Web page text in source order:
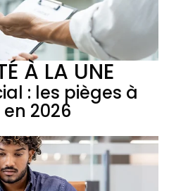
À LA UNE
: les pièges à
2026